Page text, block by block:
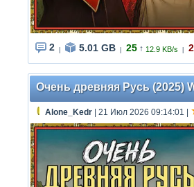
2 5.01 GB 25 ↑ 12.9 KB/s 2
Очень древняя Русь (2025)
Alone_Kedr | 21 Июл 2026 09:14:01